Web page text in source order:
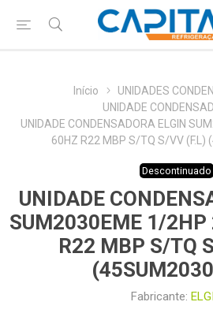
Início
UNIDADES
UNIDADE
UNIDADE CONDENSADORA ELGIN
60HZ R22 MBP S/TQ S/VV (F.L)
Descontinuado
UNIDADE
SUM2030EME 1/
R22 MBP S/TQ
Fabricante: